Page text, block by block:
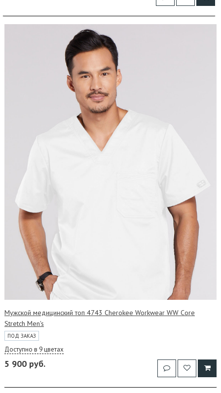
Мужской медицинский топ 4743 Cherokee Workwear WW Core
Stretch Men's
ПОД ЗАКАЗ
Доступно в 9 цветах
5 900 руб.